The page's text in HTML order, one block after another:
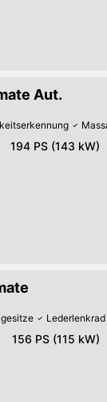
Aut.
194 PS (143 kW)
Lederlenkrad
156 PS (115 kW)